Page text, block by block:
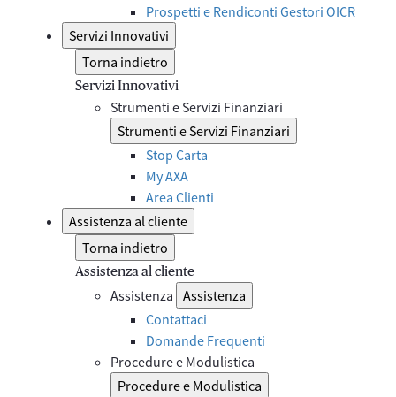
Prospetti e Rendiconti Gestori OICR
Servizi Innovativi
Torna indietro
Servizi Innovativi
Strumenti e Servizi Finanziari
Strumenti e Servizi Finanziari
Stop Carta
My AXA
Area Clienti
Assistenza al cliente
Torna indietro
Assistenza al cliente
Assistenza Assistenza
Contattaci
Domande Frequenti
Procedure e Modulistica
Procedure e Modulistica